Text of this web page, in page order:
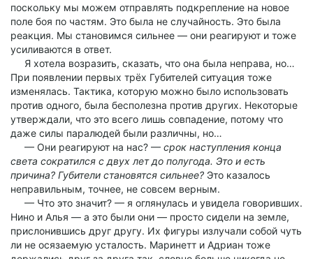
поскольку мы можем отправлять подкрепление на новое
поле боя по частям. Это была не случайность. Это была
реакция. Мы становимся сильнее — они реагируют и тоже
усиливаются в ответ.
Я хотела возразить, сказать, что она была неправа, но…
При появлении первых трёх Губителей ситуация тоже
изменялась. Тактика, которую можно было использовать
против одного, была бесполезна против других. Некоторые
утверждали, что это всего лишь совпадение, потому что
даже силы паралюдей были различны, но…
— Они реагируют на нас? — срок наступления конца
света сократился с двух лет до полугода. Это и есть
причина? Губители становятся сильнее? Это казалось
неправильным, точнее, не совсем верным.
— Что это значит? — я оглянулась и увидела говоривших.
Нино и Алья — а это были они — просто сидели на земле,
прислонившись друг другу. Их фигуры излучали собой чуть
ли не осязаемую усталость. Маринетт и Адриан тоже